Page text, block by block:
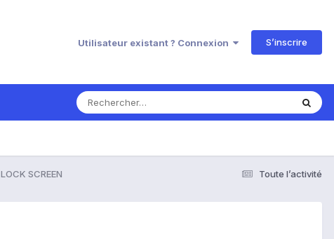
Utilisateur existant ? Connexion S’inscrire
Toute l’activité
LOCK SCREEN